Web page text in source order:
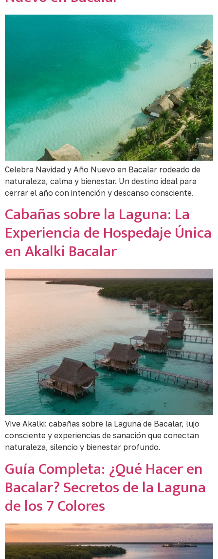
Celebra Navidad y Año Nuevo en Bacalar rodeado de
naturaleza, calma y bienestar. Un destino ideal para
cerrar el año con intención y descanso consciente.
Cabañas sobre la Laguna: La
Experiencia de Hospedaje Única
en Akalki Bacalar
Vive Akalki: cabañas sobre la Laguna de Bacalar, lujo
consciente y experiencias de sanación que conectan
naturaleza, silencio y bienestar profundo.
Guía Completa: ¿Qué Hacer en
Bacalar? Secretos de la Laguna
de los 7 Colores